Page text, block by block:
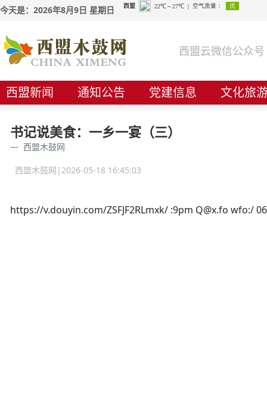
今天是：2026年8月9日 星期日
西盟云微信公众号
西盟新闻 通知公告 党建信息 文化旅
书记说美食：一乡一宴（三）
西盟木鼓网
西盟木鼓网|2026-05-18 16:45:03
https://v.douyin.com/ZSFJF2RLmxk/ :9pm Q@x.fo wfo:/